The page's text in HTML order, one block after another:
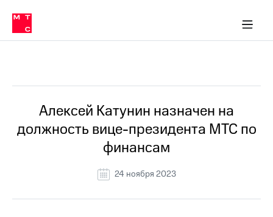
Медиа-центр
и акционерам
Устойчивое развитие
Комплаенс и деловая этика
компании
Карьера
История
компании
информация
в МТС
Пресс-
релизы
о технологиях
Алексей Катунин назначен на
должность вице-президента МТС по
финансам
24 ноября 2023